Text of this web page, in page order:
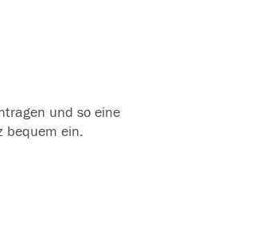
und so eine
bequem ein.